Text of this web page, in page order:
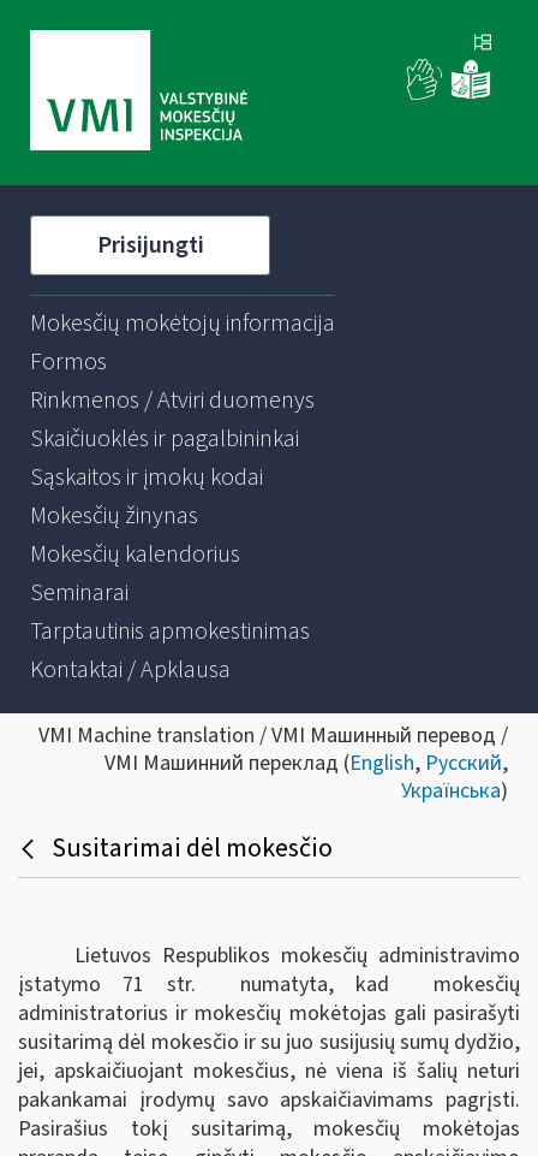
Prisijungti
Mokesčių mokėtojų informacija
Formos
Rinkmenos / Atviri duomenys
Skaičiuoklės ir pagalbininkai
Sąskaitos ir įmokų kodai
Mokesčių žinynas
Mokesčių kalendorius
Seminarai
Tarptautinis apmokestinimas
Kontaktai / Apklausa
VMI Machine translation / VMI Машинный перевод /
VMI Машинний переклад (English, Русский,
Українська)
Susitarimai dėl mokesčio
Lietuvos Respublikos mokesčių administravimo
įstatymo 71 str. numatyta, kad mokesčių
administratorius ir mokesčių mokėtojas gali pasirašyti
susitarimą dėl mokesčio ir su juo susijusių sumų dydžio,
jei, apskaičiuojant mokesčius, nė viena iš šalių neturi
pakankamai įrodymų savo apskaičiavimams pagrįsti.
Pasirašius tokį susitarimą, mokesčių mokėtojas